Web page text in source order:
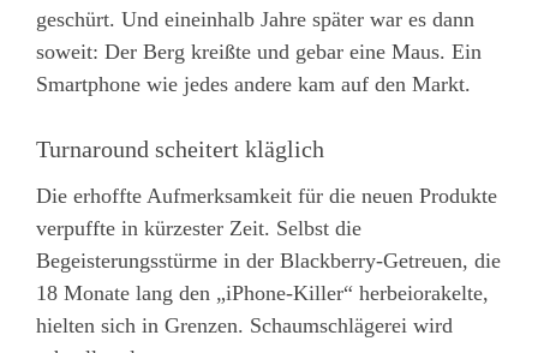
geschürt. Und eineinhalb Jahre später war es dann
soweit: Der Berg kreißte und gebar eine Maus. Ein
Smartphone wie jedes andere kam auf den Markt.
Turnaround scheitert kläglich
Die erhoffte Aufmerksamkeit für die neuen Produkte
verpuffte in kürzester Zeit. Selbst die
Begeisterungsstürme in der Blackberry-Getreuen, die
18 Monate lang den „iPhone-Killer“ herbeiorakelte,
hielten sich in Grenzen. Schaumschlägerei wird